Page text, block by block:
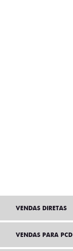
VENDAS DIRETAS
VENDAS PARA PCD